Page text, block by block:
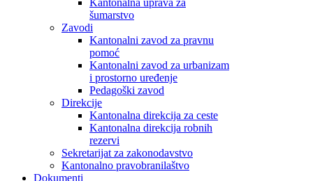
Kantonalna uprava za
šumarstvo
Zavodi
Kantonalni zavod za pravnu
pomoć
Kantonalni zavod za urbanizam
i prostorno uređenje
Pedagoški zavod
Direkcije
Kantonalna direkcija za ceste
Kantonalna direkcija robnih
rezervi
Sekretarijat za zakonodavstvo
Kantonalno pravobranilaštvo
Dokumenti